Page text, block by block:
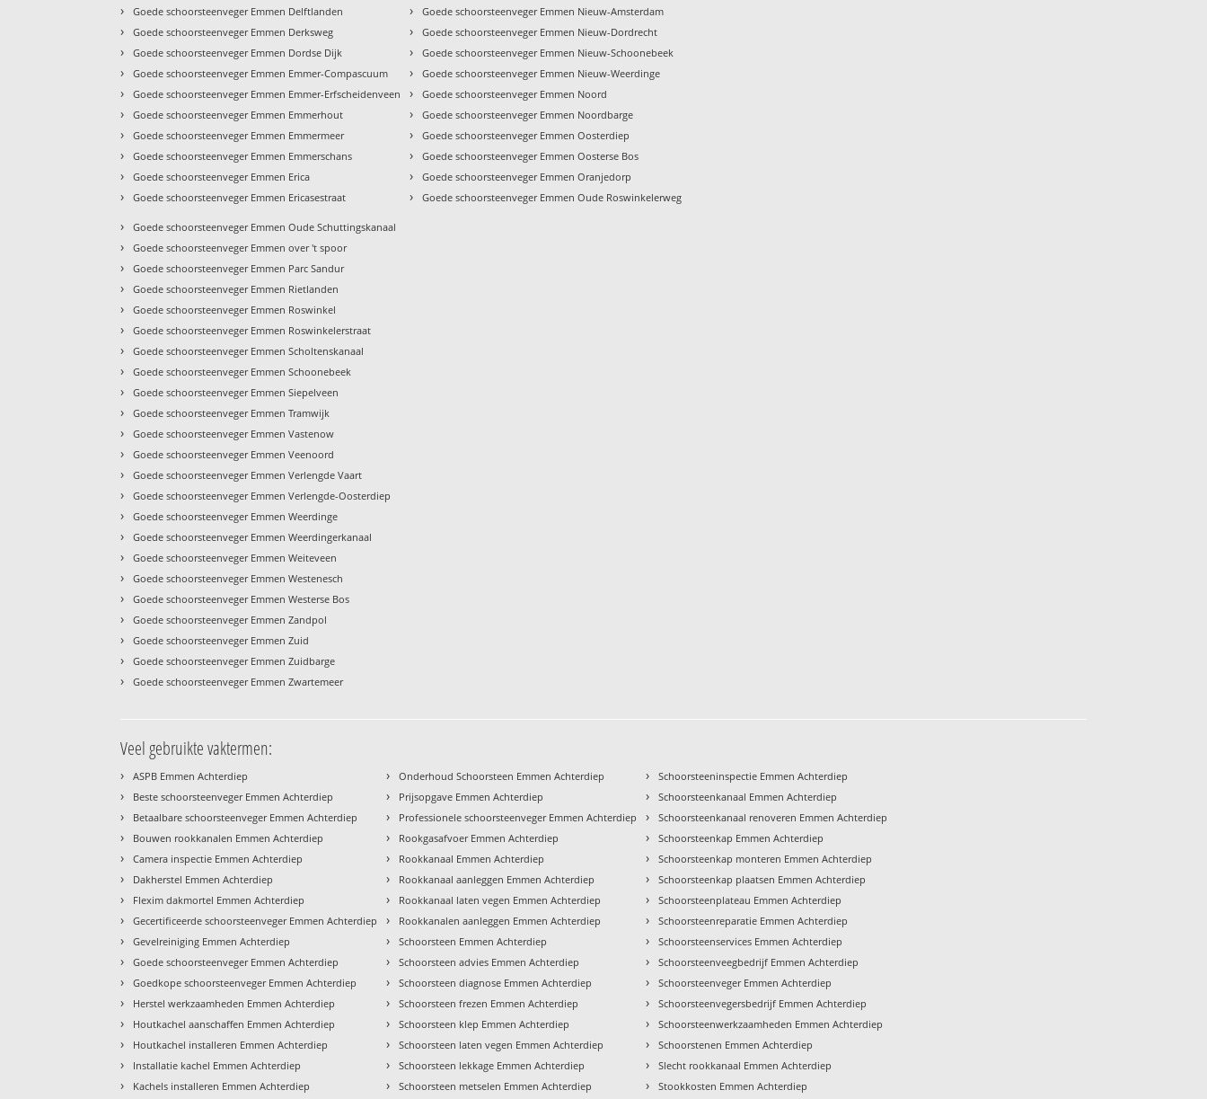
› Goede schoorsteenveger Emmen Delftlanden
› Goede schoorsteenveger Emmen Derksweg
› Goede schoorsteenveger Emmen Dordse Dijk
› Goede schoorsteenveger Emmen Emmer-Compascuum
› Goede schoorsteenveger Emmen Emmer-Erfscheidenveen
› Goede schoorsteenveger Emmen Emmerhout
› Goede schoorsteenveger Emmen Emmermeer
› Goede schoorsteenveger Emmen Emmerschans
› Goede schoorsteenveger Emmen Erica
› Goede schoorsteenveger Emmen Ericasestraat
› Goede schoorsteenveger Emmen Nieuw-Amsterdam
› Goede schoorsteenveger Emmen Nieuw-Dordrecht
› Goede schoorsteenveger Emmen Nieuw-Schoonebeek
› Goede schoorsteenveger Emmen Nieuw-Weerdinge
› Goede schoorsteenveger Emmen Noord
› Goede schoorsteenveger Emmen Noordbarge
› Goede schoorsteenveger Emmen Oosterdiep
› Goede schoorsteenveger Emmen Oosterse Bos
› Goede schoorsteenveger Emmen Oranjedorp
› Goede schoorsteenveger Emmen Oude Roswinkelerweg
› Goede schoorsteenveger Emmen Oude Schuttingskanaal
› Goede schoorsteenveger Emmen over 't spoor
› Goede schoorsteenveger Emmen Parc Sandur
› Goede schoorsteenveger Emmen Rietlanden
› Goede schoorsteenveger Emmen Roswinkel
› Goede schoorsteenveger Emmen Roswinkelerstraat
› Goede schoorsteenveger Emmen Scholtenskanaal
› Goede schoorsteenveger Emmen Schoonebeek
› Goede schoorsteenveger Emmen Siepelveen
› Goede schoorsteenveger Emmen Tramwijk
› Goede schoorsteenveger Emmen Vastenow
› Goede schoorsteenveger Emmen Veenoord
› Goede schoorsteenveger Emmen Verlengde Vaart
› Goede schoorsteenveger Emmen Verlengde-Oosterdiep
› Goede schoorsteenveger Emmen Weerdinge
› Goede schoorsteenveger Emmen Weerdingerkanaal
› Goede schoorsteenveger Emmen Weiteveen
› Goede schoorsteenveger Emmen Westenesch
› Goede schoorsteenveger Emmen Westerse Bos
› Goede schoorsteenveger Emmen Zandpol
› Goede schoorsteenveger Emmen Zuid
› Goede schoorsteenveger Emmen Zuidbarge
› Goede schoorsteenveger Emmen Zwartemeer
Veel gebruikte vaktermen:
› ASPB Emmen Achterdiep
› Beste schoorsteenveger Emmen Achterdiep
› Betaalbare schoorsteenveger Emmen Achterdiep
› Bouwen rookkanalen Emmen Achterdiep
› Camera inspectie Emmen Achterdiep
› Dakherstel Emmen Achterdiep
› Flexim dakmortel Emmen Achterdiep
› Gecertificeerde schoorsteenveger Emmen Achterdiep
› Gevelreiniging Emmen Achterdiep
› Goede schoorsteenveger Emmen Achterdiep
› Goedkope schoorsteenveger Emmen Achterdiep
› Herstel werkzaamheden Emmen Achterdiep
› Houtkachel aanschaffen Emmen Achterdiep
› Houtkachel installeren Emmen Achterdiep
› Installatie kachel Emmen Achterdiep
› Kachels installeren Emmen Achterdiep
› Onderhoud Schoorsteen Emmen Achterdiep
› Prijsopgave Emmen Achterdiep
› Professionele schoorsteenveger Emmen Achterdiep
› Rookgasafvoer Emmen Achterdiep
› Rookkanaal Emmen Achterdiep
› Rookkanaal aanleggen Emmen Achterdiep
› Rookkanaal laten vegen Emmen Achterdiep
› Rookkanalen aanleggen Emmen Achterdiep
› Schoorsteen Emmen Achterdiep
› Schoorsteen advies Emmen Achterdiep
› Schoorsteen diagnose Emmen Achterdiep
› Schoorsteen frezen Emmen Achterdiep
› Schoorsteen klep Emmen Achterdiep
› Schoorsteen laten vegen Emmen Achterdiep
› Schoorsteen lekkage Emmen Achterdiep
› Schoorsteen metselen Emmen Achterdiep
› Schoorsteeninspectie Emmen Achterdiep
› Schoorsteenkanaal Emmen Achterdiep
› Schoorsteenkanaal renoveren Emmen Achterdiep
› Schoorsteenkap Emmen Achterdiep
› Schoorsteenkap monteren Emmen Achterdiep
› Schoorsteenkap plaatsen Emmen Achterdiep
› Schoorsteenplateau Emmen Achterdiep
› Schoorsteenreparatie Emmen Achterdiep
› Schoorsteenservices Emmen Achterdiep
› Schoorsteenveegbedrijf Emmen Achterdiep
› Schoorsteenveger Emmen Achterdiep
› Schoorsteenvegersbedrijf Emmen Achterdiep
› Schoorsteenwerkzaamheden Emmen Achterdiep
› Schoorstenen Emmen Achterdiep
› Slecht rookkanaal Emmen Achterdiep
› Stookkosten Emmen Achterdiep